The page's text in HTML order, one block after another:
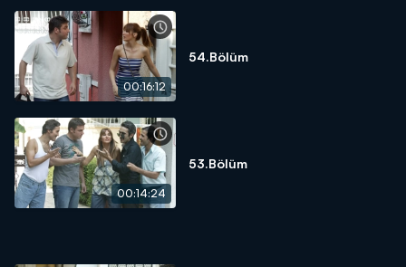
00:16:12
54.Bölüm
00:14:24
53.Bölüm